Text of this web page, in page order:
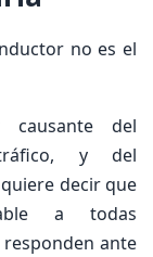
no es el
causante del
y del
decir que
a todas
ante